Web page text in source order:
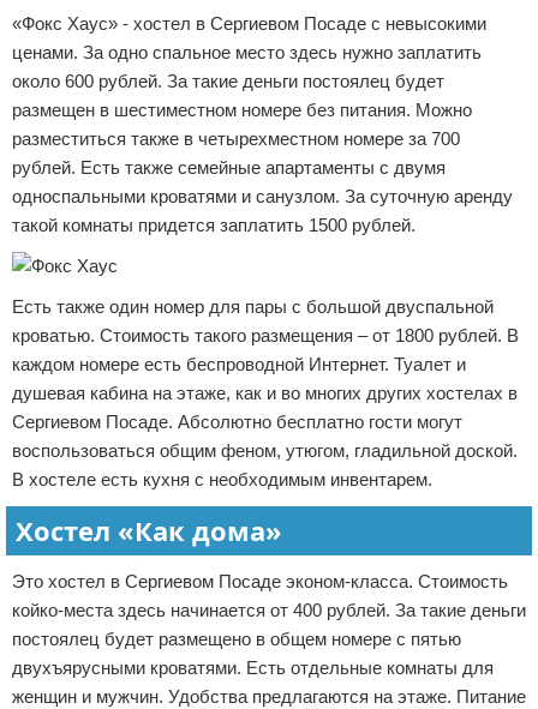
«Фокс Хаус» - хостел в Сергиевом Посаде с невысокими
ценами. За одно спальное место здесь нужно заплатить
около 600 рублей. За такие деньги постоялец будет
размещен в шестиместном номере без питания. Можно
разместиться также в четырехместном номере за 700
рублей. Есть также семейные апартаменты с двумя
односпальными кроватями и санузлом. За суточную аренду
такой комнаты придется заплатить 1500 рублей.
Есть также один номер для пары с большой двуспальной
кроватью. Стоимость такого размещения – от 1800 рублей. В
каждом номере есть беспроводной Интернет. Туалет и
душевая кабина на этаже, как и во многих других хостелах в
Сергиевом Посаде. Абсолютно бесплатно гости могут
воспользоваться общим феном, утюгом, гладильной доской.
В хостеле есть кухня с необходимым инвентарем.
Хостел «Как дома»
Это хостел в Сергиевом Посаде эконом-класса. Стоимость
койко-места здесь начинается от 400 рублей. За такие деньги
постоялец будет размещено в общем номере с пятью
двухъярусными кроватями. Есть отдельные комнаты для
женщин и мужчин. Удобства предлагаются на этаже. Питание